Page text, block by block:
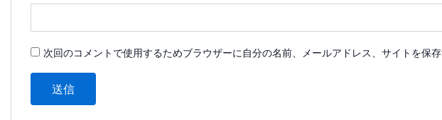
次回のコメントで使用するためブラウザーに自分の名前、メールアドレス、サイトを保存